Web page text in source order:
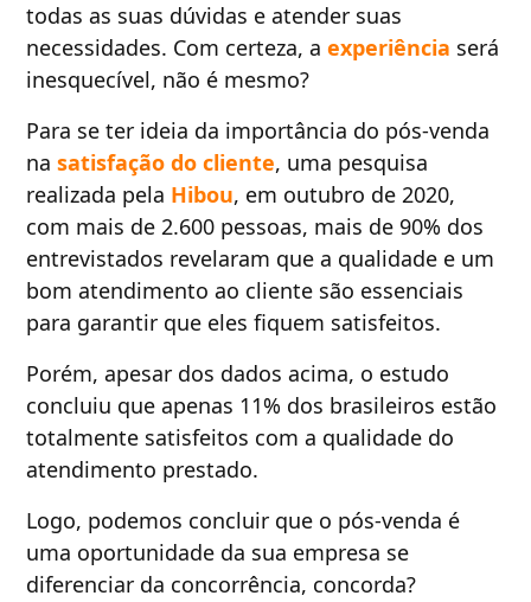
todas as suas dúvidas e atender suas
necessidades. Com certeza, a experiência será
inesquecível, não é mesmo?
Para se ter ideia da importância do pós-venda
nasatisfação do cliente, uma pesquisa
realizada pela Hibou, em outubro de 2020,
com mais de 2.600 pessoas, mais de 90% dos
entrevistados revelaram que a qualidade e um
bom atendimento ao cliente são essenciais
para garantir que eles fiquem satisfeitos.
Porém, apesar dos dados acima, o estudo
concluiu que apenas 11% dos brasileiros estão
totalmente satisfeitos com a qualidade do
atendimento prestado.
Logo, podemos concluir que o pós-venda é
uma oportunidade da sua empresa se
diferenciar da concorrência, concorda?